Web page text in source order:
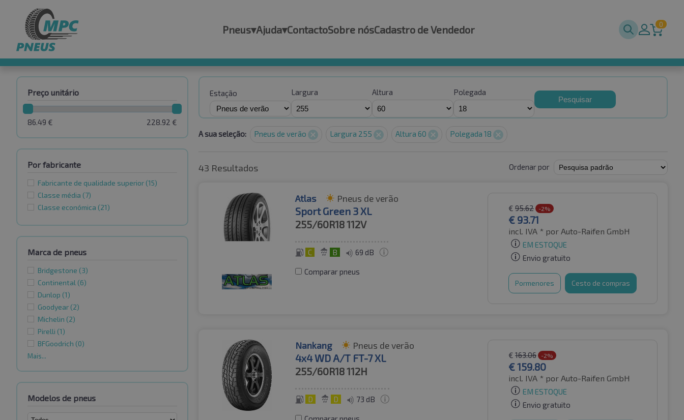
Pneus▾Ajuda▾ContactoSobre nósCadastro de Vendedor 0
Preço unitário
228.92 €
86.49 €
Por fabricante
Fabricante de qualidade superior (15)
Classe média (7)
Classe económica (21)
Marca de pneus
Bridgestone (3)
Continental (6)
Dunlop (1)
Goodyear (2)
Michelin (2)
Pirelli (1)
BFGoodrich (0)
Mais...
Modelos de pneus
Estação Largura Altura Polegada
Pesquisar
A sua seleção: Pneus de verão Largura 255 Altura 60 Polegada 18
43 Resultados Ordenar por
Atlas Pneus de verão
Sport Green 3 XL
255/60R18112V
C B 69 dB
Comparar pneus
€ 95.62 -2%
€ 93.71
incl. IVA * por Auto-Raifen GmbH
EM ESTOQUE
Envio gratuito
Pormenores Cesto de compras
Nankang Pneus de verão
4x4 WD A/T FT-7 XL
255/60R18112H
D D 73 dB
€ 163.06 -2%
€159.80
incl. IVA * por Auto-Raifen GmbH
EM ESTOQUE
Envio gratuito